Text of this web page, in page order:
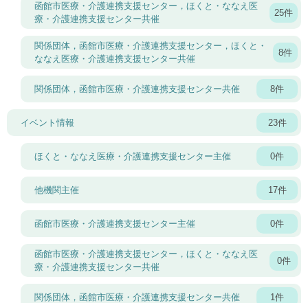
函館市医療・介護連携支援センター，ほくと・ななえ医
療・介護連携支援センター共催
25件
関係団体，函館市医療・介護連携支援センター，ほくと・
ななえ医療・介護連携支援センター共催
8件
関係団体，函館市医療・介護連携支援センター共催 8件
イベント情報 23件
ほくと・ななえ医療・介護連携支援センター主催 0件
他機関主催 17件
函館市医療・介護連携支援センター主催 0件
函館市医療・介護連携支援センター，ほくと・ななえ医
療・介護連携支援センター共催
0件
関係団体，函館市医療・介護連携支援センター共催 1件